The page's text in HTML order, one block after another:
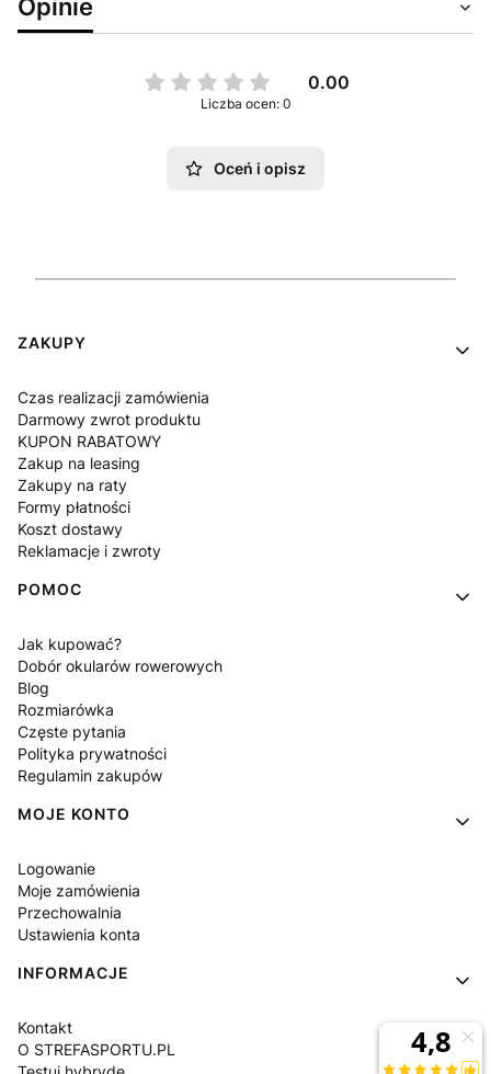
0.00
Liczba ocen: 0
Oceń i opisz
Linki w stopce
ZAKUPY
Czas realizacji zamówienia
Darmowy zwrot produktu
KUPON RABATOWY
Zakup na leasing
Zakupy na raty
Formy płatności
Koszt dostawy
Reklamacje i zwroty
POMOC
Jak kupować?
Dobór okularów rowerowych
Blog
Rozmiarówka
Częste pytania
Polityka prywatności
Regulamin zakupów
MOJE KONTO
Logowanie
Moje zamówienia
Przechowalnia
Ustawienia konta
INFORMACJE
Kontakt
O STREFASPORTU.PL